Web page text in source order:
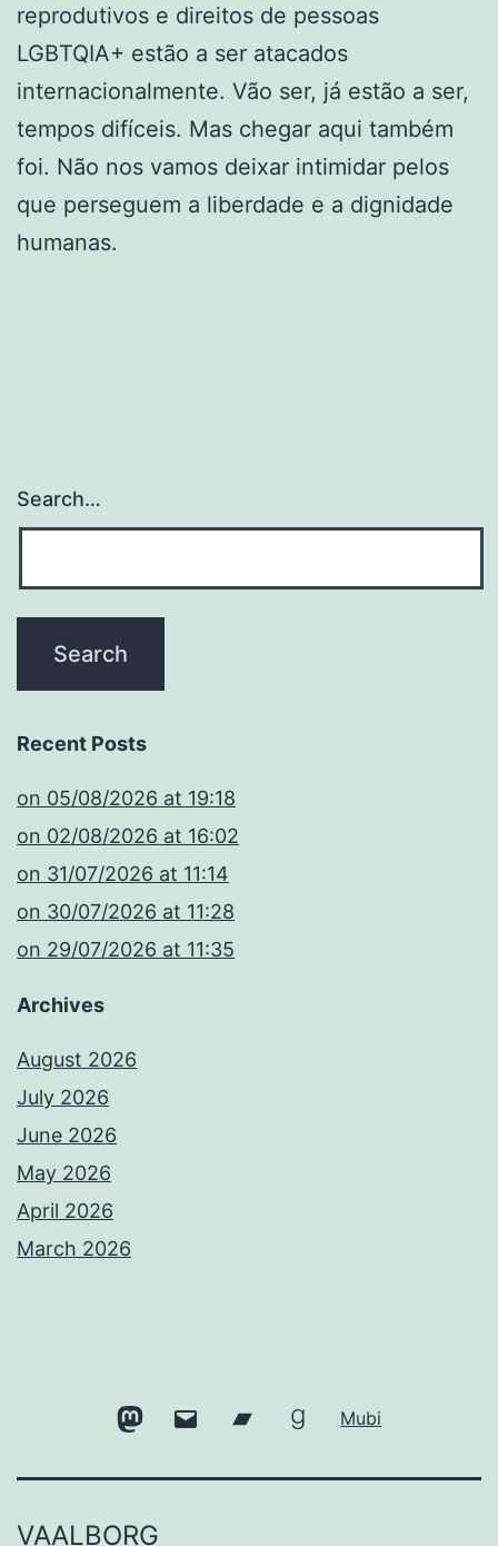
reprodutivos e direitos de pessoas
LGBTQIA+ estão a ser atacados
internacionalmente. Vão ser, já estão a ser,
tempos difíceis. Mas chegar aqui também
foi. Não nos vamos deixar intimidar pelos
que perseguem a liberdade e a dignidade
humanas.
Search…
Recent Posts
​on 05/08/2026 at 19:18
​on 02/08/2026 at 16:02
​on 31/07/2026 at 11:14
​on 30/07/2026 at 11:28
​on 29/07/2026 at 11:35
Archives
August 2026
July 2026
June 2026
May 2026
April 2026
March 2026
MastodonEmail BandcampGoodreads
Mubi
VAALBORG